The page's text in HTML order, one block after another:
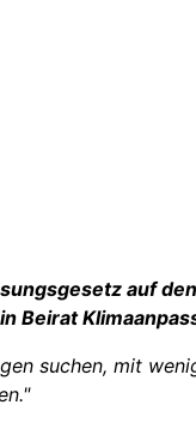
auf
Beirat
suchen, mit